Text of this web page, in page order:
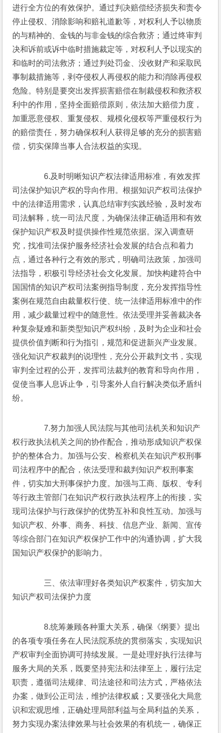
进行全方位的有效保护。通过判决赔偿经济损失和责令
停止侵权、消除影响和赔礼道歉等，对权利人予以物质
的与精神的、金钱的与非金钱的综合救济；通过终审判
决和诉前或诉中临时措施裁定等，对权利人予以现实的
和临时的司法救济；通过判处罚金、没收财产和采取民
事制裁措施等，剥夺侵权人再侵权的能力和消除再侵权
危险。特别是要突出发挥损害赔偿在制裁侵权和救济权
利中的作用，坚持全面赔偿原则，依法加大赔偿力度，
加重恶意侵权、重复侵权、规模化侵权等严重侵权行为
的赔偿责任，努力确保权利人获得足够的充分的损害赔
偿，切实保障当事人合法权益的实现。
6.及时明晰知识产权法律适用标准，有效发挥
司法保护知识产权的导向作用。根据知识产权司法保护
中的法律适用需求，认真总结审判实践经验，及时发布
司法解释，统一司法尺度，为确保法律正确适用和有效
保护知识产权及时提供操作性规范依据。深入调查研
究，找准司法保护服务经济社会发展的结合点和着力
点，通过各种行之有效的形式，明确司法政策，加强司
法指导，积极引导经济社会文化发展。加快构建符合中
国国情的知识产权司法案例指导制度，充分发挥指导性
案例在规范自由裁量权行使、统一法律适用标准中的作
用，减少裁量过程中的随意性。依法受理并妥善裁决各
种复杂疑难和新类型知识产权纠纷，及时为企业和社会
提供价值判断和行为指引，规范和促进新兴产业发展。
强化知识产权裁判的说理性，充分公开裁判文书，实现
审判全过程的公开，发挥司法裁判的教育和导向作用，
促使当事人息诉止争，引导案外人自行解决类似矛盾纠
纷。
7.努力加强人民法院与其他司法机关和知识产
权行政执法机关之间的协作配合，推动形成知识产权保
护的整体合力。加强与公安、检察机关在知识产权刑事
司法程序中的配合，依法受理和裁判知识产权刑事案
件，切实加大刑事保护力度。加强与工商、版权、专利
等行政主管部门在知识产权行政执法程序上的衔接，实
现司法保护与行政保护的优势互补和良性互动。加强与
知识产权、外事、商务、科技、信息产业、新闻、宣传
等综合部门在知识产权保护工作中的沟通协调，扩大我
国知识产权保护的影响力。
三、依法审理好各类知识产权案件，切实加大
知识产权司法保护力度
8.统筹兼顾各种重大关系，确保《纲要》提出
的各项专项任务在人民法院系统的贯彻落实，实现知识
产权审判全面协调可持续发展。一是处理好执行法律与
服务大局的关系，既要坚持宪法和法律至上，履行法定
职责，遵循司法规律、司法途径和司法方式，严格依法
办案，做到公正司法，维护法律权威；又要强化大局意
识和宏观思维，正确处理局部利益与全局利益的关系，
努力实现办案法律效果与社会效果的有机统一，确保正